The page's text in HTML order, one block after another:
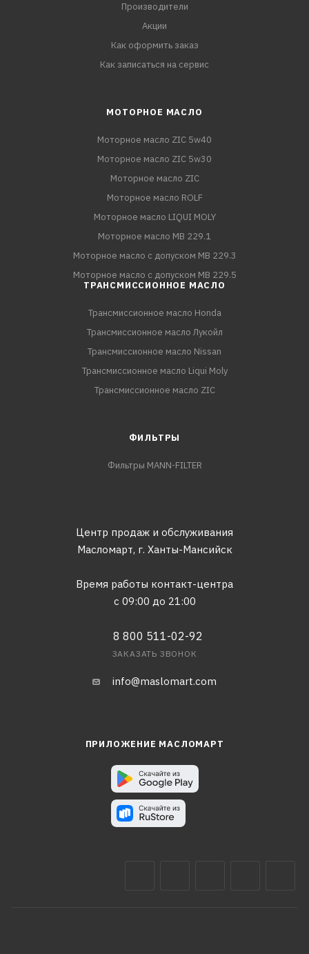
Производители
Акции
Как оформить заказ
Как записаться на сервис
МОТОРНОЕ МАСЛО
Моторное масло ZIC 5w40
Моторное масло ZIC 5w30
Моторное масло ZIC
Моторное масло ROLF
Моторное масло LIQUI MOLY
Моторное масло MB 229.1
Моторное масло с допуском MB 229.3
Моторное масло с допуском MB 229.5
ТРАНСМИССИОННОЕ МАСЛО
Трансмиссионное масло Honda
Трансмиссионное масло Лукойл
Трансмиссионное масло Nissan
Трансмиссионное масло Liqui Moly
Трансмиссионное масло ZIC
ФИЛЬТРЫ
Фильтры MANN-FILTER
Центр продаж и обслуживания
Масломарт, г. Ханты-Мансийск
Время работы контакт-центра
с 09:00 до 21:00
8 800 511-02-92
ЗАКАЗАТЬ ЗВОНОК
info@maslomart.com
ПРИЛОЖЕНИЕ МАСЛОМАРТ